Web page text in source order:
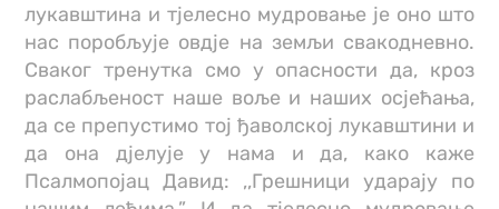
лукавштина и тјелесно мудровање је оно што
нас поробљује овдје на земљи свакодневно.
Сваког тренутка смо у опасности да, кроз
раслабљеност наше воље и наших осјећања,
да се препустимо тој ђаволској лукавштини и
да она дјелује у нама и да, како каже
Псалмопојац Давид: ,,Грешници ударају по